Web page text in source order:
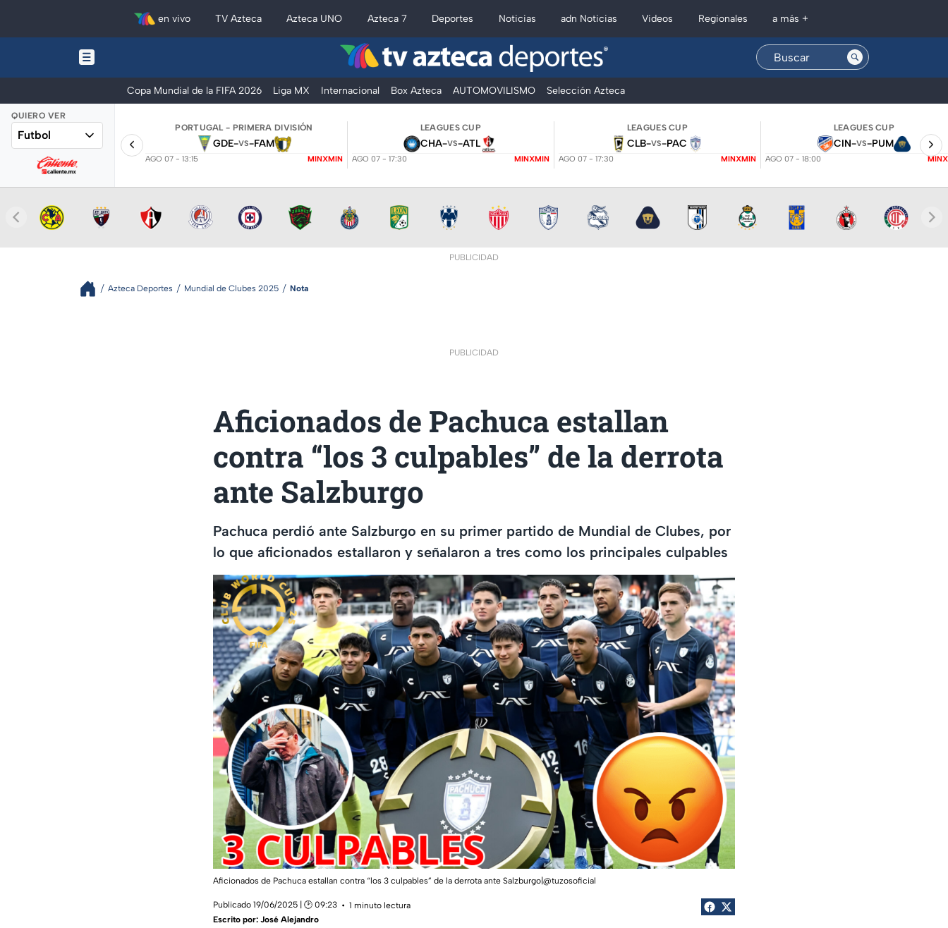
en vivo TV Azteca Azteca UNO Azteca 7 Deportes Noticias adn Noticias Videos Regionales a más +
Copa Mundial de la FIFA 2026 Liga MX Internacional Box Azteca AUTOMOVILISMO Selección Azteca
QUIERO VER
Futbol
PORTUGAL - PRIMERA DIVISIÓN
GDE-VS-FAM
AGO 07 - 13:15 MINXMIN
LEAGUES CUP
CHA-VS-ATL
AGO 07 - 17:30 MINXMIN
LEAGUES CUP
CLB-VS-PAC
AGO 07 - 17:30 MINXMIN
LEAGUES CUP
CIN-VS-PUM
AGO 07 - 18:00
PUBLICIDAD
Azteca Deportes Mundial de Clubes 2025 Nota
PUBLICIDAD
Aficionados de Pachuca estallan
contra “los 3 culpables” de la derrota
ante Salzburgo
Pachuca perdió ante Salzburgo en su primer partido de Mundial de Clubes, por
lo que aficionados estallaron y señalaron a tres como los principales culpables
Aficionados de Pachuca estallan contra “los 3 culpables” de la derrota ante Salzburgo|@tuzosoficial
Publicado 19/06/2025 | 🕑 09:23
1 minuto lectura
Escrito por: José Alejandro